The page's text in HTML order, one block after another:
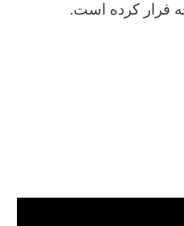
فرار کرده است.